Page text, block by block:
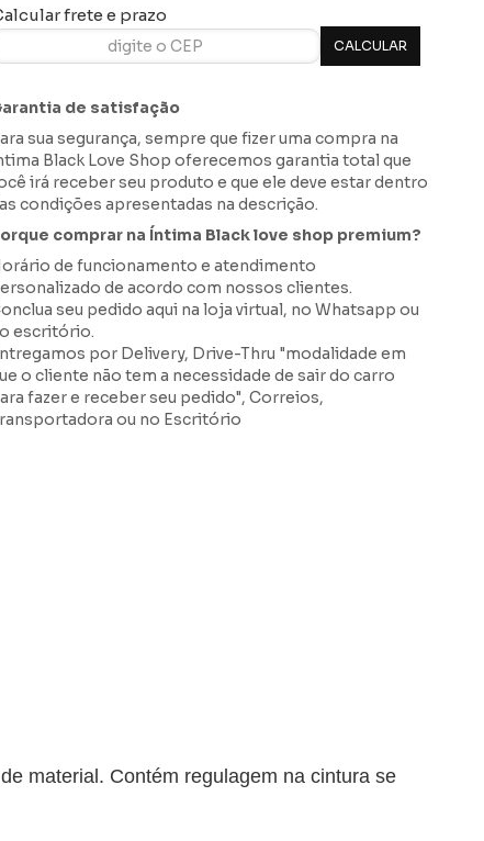
frete e prazo
de satisfação
sua segurança, sempre que fizer uma compra na
Black Love Shop oferecemos garantia total que
irá receber seu produto e que ele deve estar dentro
condições apresentadas na descrição.
comprar na Íntima Black love shop premium?
de funcionamento e atendimento
de acordo com nossos clientes.
seu pedido aqui na loja virtual, no Whatsapp ou
escritório.
por Delivery, Drive-Thru "modalidade em
o cliente não tem a necessidade de sair do carro
fazer e receber seu pedido", Correios,
ou no Escritório
material. Contém regulagem na cintura se